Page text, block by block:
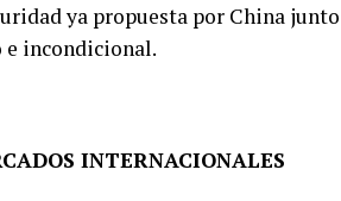
ya propuesta por China
incondicional.
INTERNACIONALES